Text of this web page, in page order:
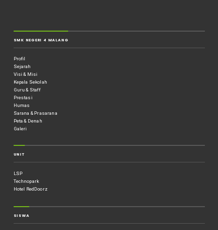
SMK NEGERI 4 MALANG
Profil
Sejarah
Visi & Misi
Kepala Sekolah
Guru & Staff
Prestasi
Humas
Sarana & Prasarana
Peta & Denah
Galeri
UNIT
LSP
Technopark
Hotel RedDoorz
SISWA